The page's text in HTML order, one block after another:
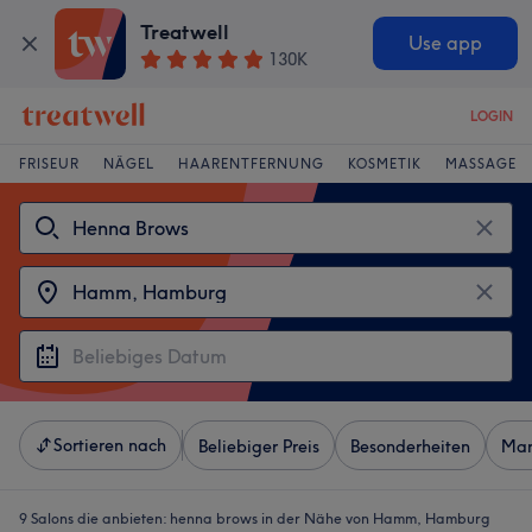
Treatwell
130K
Use app
LOGIN
FRISEUR NÄGEL HAARENTFERNUNG KOSMETIK MASSAGE
Sortieren nach Beliebiger Preis Besonderheiten
9 Salons die anbieten: henna brows in der Nähe von Hamm, Hamburg